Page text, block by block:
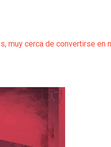
muy cerca de convertirse en